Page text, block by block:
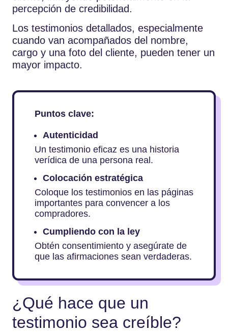
percepción de credibilidad.
Los testimonios detallados, especialmente
cuando van acompañados del nombre,
cargo y una foto del cliente, pueden tener un
mayor impacto.
Puntos clave:
Autenticidad
Un testimonio eficaz es una historia
verídica de una persona real.
Colocación estratégica
Coloque los testimonios en las páginas
importantes para convencer a los
compradores.
Cumpliendo con la ley
Obtén consentimiento y asegúrate de
que las afirmaciones sean verdaderas.
¿Qué hace que un
testimonio sea creíble?